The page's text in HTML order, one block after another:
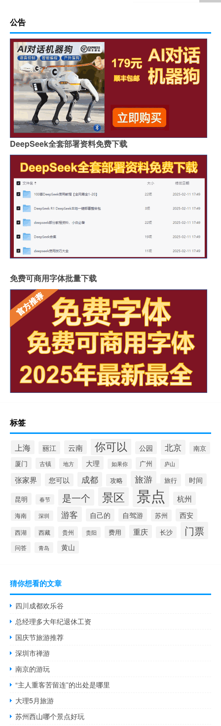
公告
DeepSeek全套部署资料免费下载
免费可商用字体批量下载
标签
上海 丽江 云南 你可以 公园 北京
南京
厦门
古镇 地方 大理 如果你 广州 庐山
张家界 您可以 成都 攻略 旅游 旅行 时间
昆明 春节 是一个 景区 景点 杭州
海南 深圳 游客 自己的 自驾游 苏州 西安
西湖 西藏 贵州 贵阳 费用 重庆 长沙 门票
问答 青岛 黄山
猜你想看的文章
四川成都欢乐谷
总经理多大年纪退休工资
国庆节旅游推荐
深圳市禅游
南京的游玩
“主人重客苦留连”的出处是哪里
大理5月旅游
苏州西山哪个景点好玩